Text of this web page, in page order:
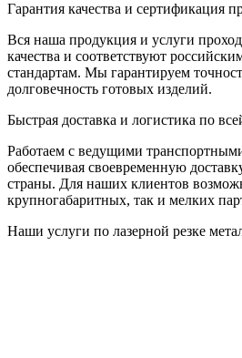
Гарантия качества и сертификация
Вся наша продукция и услуги
качества и соответствуют
стандартам. Мы гарантируем
долговечность готовых изделий.
Быстрая доставка и логистика по
Работаем с ведущими
обеспечивая своевременную
страны. Для наших клиентов
крупногабаритных, так и мелких
Наши услуги по лазерной резке